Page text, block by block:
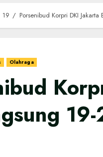
19 Porsenibud Korpri DKI
Olahraga